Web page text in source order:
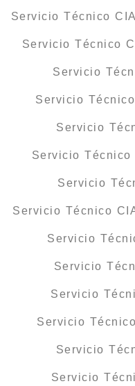
Servicio Técnico
Servicio Técnico
Servicio
Servicio
Servicio
Servicio Técnico
Servicio
Servicio Técnico
Servicio
Servicio
Servicio
Servicio
Servicio
Servicio